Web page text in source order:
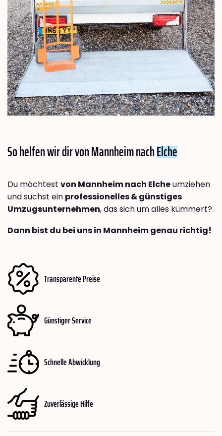
So helfen wir dir von Mannheim nachElche
Du möchtest von Mannheim nach Elcheumziehen
und suchst ein professionelles & günstiges
Umzugsunternehmen, das sich um alles kümmert?
Dann bist du bei uns in Mannheim genau richtig!
Transparente Preise
Günstiger Service
Schnelle Abwicklung
Zuverlässige Hilfe